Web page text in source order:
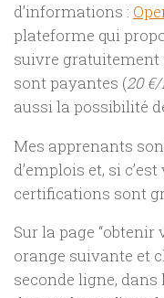
d’informations :
plateforme qui
suivre gratuitement
sont payantes (20
aussi la possibilité
Mes apprenants
d’emplois et, si
certifications sont
Sur la page
orange suivante et
seconde ligne, dans